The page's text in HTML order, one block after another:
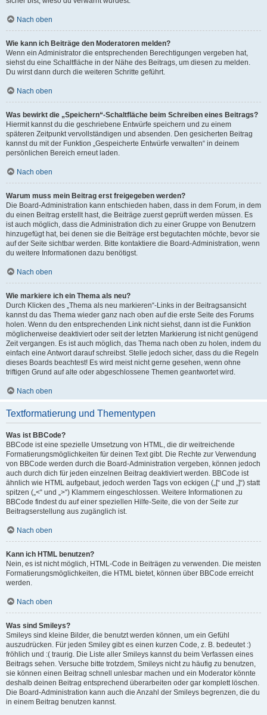
Nach oben
Wie kann ich Beiträge den Moderatoren melden?
Wenn ein Administrator die entsprechenden Berechtigungen vergeben hat,
siehst du eine Schaltfläche in der Nähe des Beitrags, um diesen zu melden.
Du wirst dann durch die weiteren Schritte geführt.
Nach oben
Was bewirkt die „Speichern“-Schaltfläche beim Schreiben eines Beitrags?
Hiermit kannst du die geschriebene Entwürfe speichern und zu einem
späteren Zeitpunkt vervollständigen und absenden. Den gesicherten Beitrag
kannst du mit der Funktion „Gespeicherte Entwürfe verwalten“ in deinem
persönlichen Bereich erneut laden.
Nach oben
Warum muss mein Beitrag erst freigegeben werden?
Die Board-Administration kann entschieden haben, dass in dem Forum, in dem
du einen Beitrag erstellt hast, die Beiträge zuerst geprüft werden müssen. Es
ist auch möglich, dass die Administration dich zu einer Gruppe von Benutzern
hinzugefügt hat, bei denen sie die Beiträge erst begutachten möchte, bevor sie
auf der Seite sichtbar werden. Bitte kontaktiere die Board-Administration, wenn
du weitere Informationen dazu benötigst.
Nach oben
Wie markiere ich ein Thema als neu?
Durch Klicken des „Thema als neu markieren“-Links in der Beitragsansicht
kannst du das Thema wieder ganz nach oben auf die erste Seite des Forums
holen. Wenn du den entsprechenden Link nicht siehst, dann ist die Funktion
möglicherweise deaktiviert oder seit der letzten Markierung ist nicht genügend
Zeit vergangen. Es ist auch möglich, das Thema nach oben zu holen, indem du
einfach eine Antwort darauf schreibst. Stelle jedoch sicher, dass du die Regeln
dieses Boards beachtest! Es wird meist nicht gerne gesehen, wenn ohne
triftigen Grund auf alte oder abgeschlossene Themen geantwortet wird.
Nach oben
Textformatierung und Thementypen
Was ist BBCode?
BBCode ist eine spezielle Umsetzung von HTML, die dir weitreichende
Formatierungsmöglichkeiten für deinen Text gibt. Die Rechte zur Verwendung
von BBCode werden durch die Board-Administration vergeben, können jedoch
auch durch dich für jeden einzelnen Beitrag deaktiviert werden. BBCode ist
ähnlich wie HTML aufgebaut, jedoch werden Tags von eckigen („[“ und „]“) statt
spitzen („<“ und „>“) Klammern eingeschlossen. Weitere Informationen zu
BBCode findest du auf einer speziellen Hilfe-Seite, die von der Seite zur
Beitragserstellung aus zugänglich ist.
Nach oben
Kann ich HTML benutzen?
Nein, es ist nicht möglich, HTML-Code in Beiträgen zu verwenden. Die meisten
Formatierungsmöglichkeiten, die HTML bietet, können über BBCode erreicht
werden.
Nach oben
Was sind Smileys?
Smileys sind kleine Bilder, die benutzt werden können, um ein Gefühl
auszudrücken. Für jeden Smiley gibt es einen kurzen Code, z. B. bedeutet :)
fröhlich und :( traurig. Die Liste aller Smileys kannst du beim Verfassen eines
Beitrags sehen. Versuche bitte trotzdem, Smileys nicht zu häufig zu benutzen,
sie können einen Beitrag schnell unlesbar machen und ein Moderator könnte
deshalb deinen Beitrag entsprechend überarbeiten oder gar komplett löschen.
Die Board-Administration kann auch die Anzahl der Smileys begrenzen, die du
in einem Beitrag benutzen kannst.